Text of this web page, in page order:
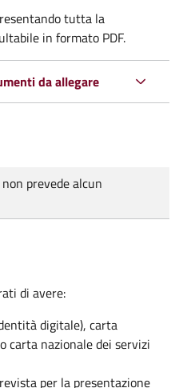
tutta la
in formato PDF.
da allegare
prevede alcun
di avere:
digitale), carta
carta nazionale dei servizi
per la presentazione